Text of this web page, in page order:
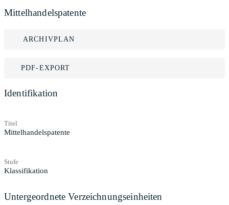
Mittelhandelspatente
ARCHIVPLAN
PDF-EXPORT
Identifikation
Titel
Mittelhandelspatente
Stufe
Klassifikation
Untergeordnete Verzeichnungseinheiten